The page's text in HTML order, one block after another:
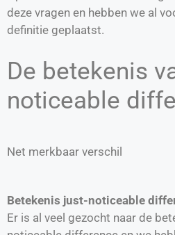
deze vragen en hebben we al
definitie geplaatst.
De betekenis
noticeable
Net merkbaar verschil
Betekenis just-noticeable
Er is al veel gezocht naar de